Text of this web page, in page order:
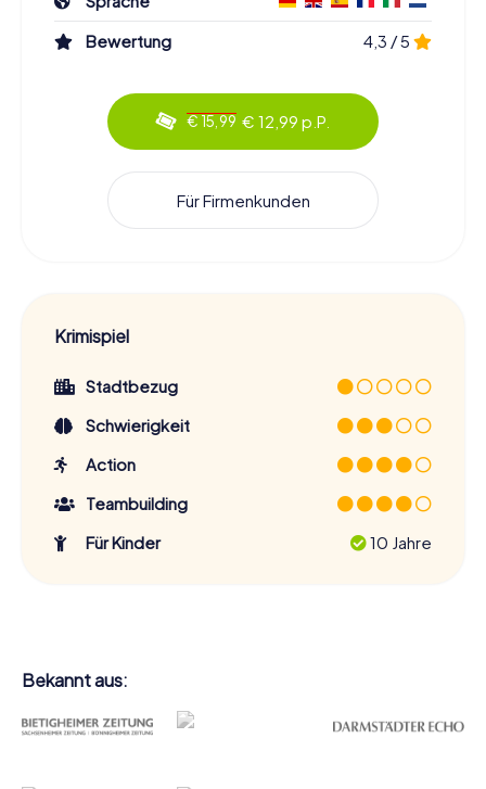
Bewertung
4,3 / 5
€ 15,99 € 12,99 p.P.
Für Firmenkunden
Krimispiel
Stadtbezug
Schwierigkeit
Action
Teambuilding
Für Kinder
10 Jahre
Bekannt aus: